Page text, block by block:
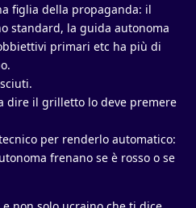
figlia della propaganda: il
standard, la guida autonoma
primari etc ha più di
dire il grilletto lo deve premere
per renderlo automatico:
frenano se è rosso o se